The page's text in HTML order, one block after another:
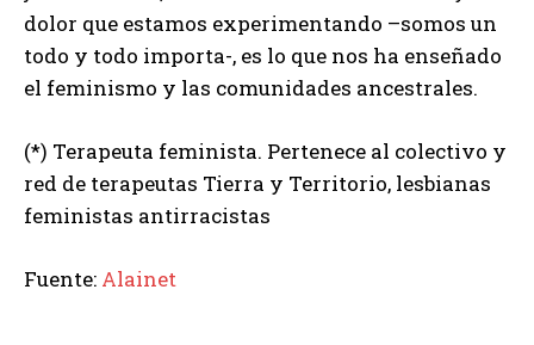
dolor que estamos experimentando –somos un
todo y todo importa-, es lo que nos ha enseñado
el feminismo y las comunidades ancestrales.
(*) Terapeuta feminista. Pertenece al colectivo y
red de terapeutas Tierra y Territorio, lesbianas
feministas antirracistas
Fuente: Alainet